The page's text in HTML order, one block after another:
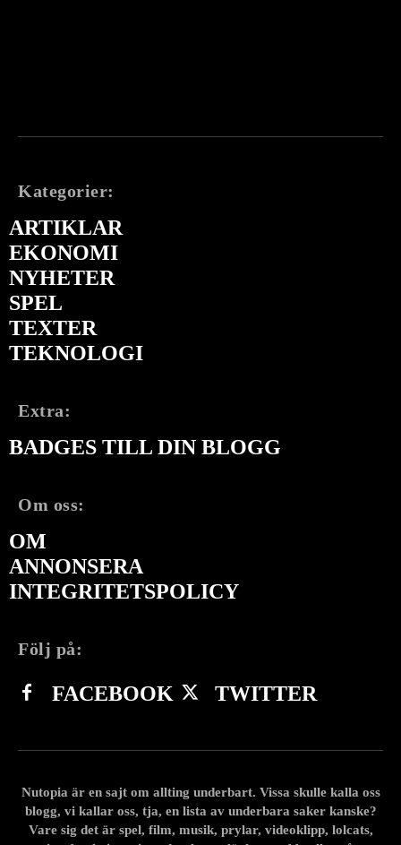
Kategorier:
ARTIKLAR
EKONOMI
NYHETER
SPEL
TEXTER
TEKNOLOGI
Extra:
BADGES TILL DIN BLOGG
Om oss:
OM
ANNONSERA
INTEGRITETSPOLICY
Följ på:
FACEBOOK TWITTER
Nutopia är en sajt om allting underbart. Vissa skulle kalla oss
blogg, vi kallar oss, tja, en lista av underbara saker kanske?
Vare sig det är spel, film, musik, prylar, videoklipp, lolcats,